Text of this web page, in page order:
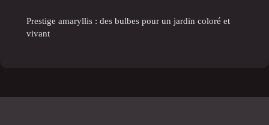
Prestige amaryllis : des bulbes pour un jardin coloré et
vivant